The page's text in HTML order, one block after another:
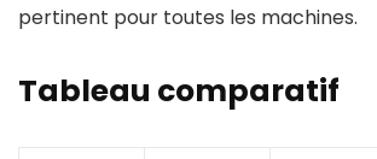
pertinent pour toutes les machines.
Tableau comparatif